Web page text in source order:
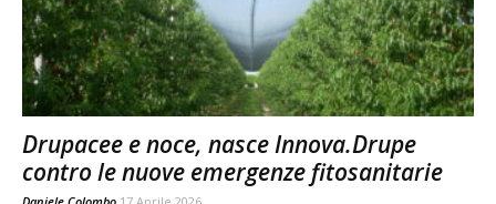
Drupacee e noce, nasce Innova.Drupe
contro le nuove emergenze fitosanitarie